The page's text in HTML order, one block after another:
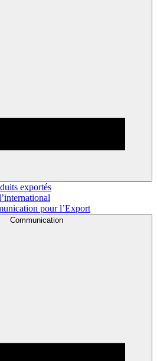
exportés
pour l’Export
Communication